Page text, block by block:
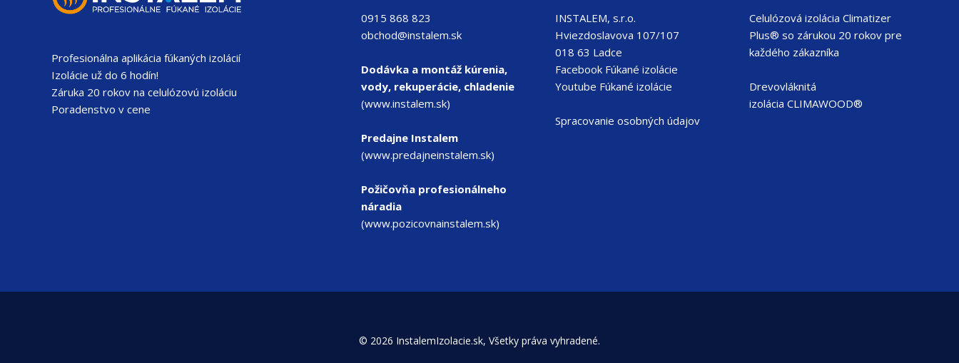
Profesionálna aplikácia fúkaných izolácií
Izolácie už do 6 hodín!
Záruka 20 rokov na celulózovú izoláciu
Poradenstvo v cene
0915 868 823
obchod@instalem.sk
Dodávka a montáž kúrenia,
vody, rekuperácie, chladenie
(www.instalem.sk)
Predajne Instalem
(www.predajneinstalem.sk)
Požičovňa profesionálneho
náradia
(www.pozicovnainstalem.sk)
INSTALEM, s.r.o.
Hviezdoslavova 107/107
018 63 Ladce
Facebook Fúkané izolácie
Youtube Fúkané izolácie
Spracovanie osobných údajov
Celulózová izolácia Climatizer
Plus® so zárukou 20 rokov pre
každého zákazníka
Drevovláknitá
izolácia CLIMAWOOD®
© 2026 InstalemIzolacie.sk, Všetky práva vyhradené.